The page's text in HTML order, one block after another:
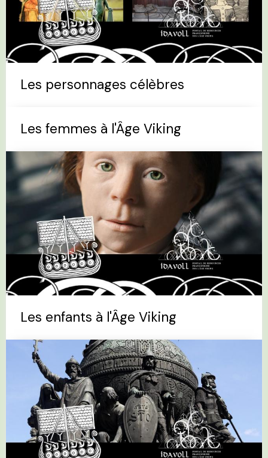
Les personnages célèbres
Les femmes à l'Âge Viking
Les enfants à l'Âge Viking